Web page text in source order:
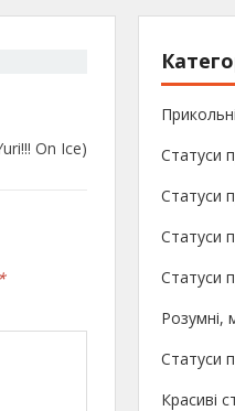
On Ice)
*
Статуси
Статуси
Статуси
Статуси
Розумні,
Статуси
Красиві